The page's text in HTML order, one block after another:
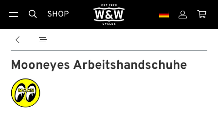
 SHOP  
 
Mooneyes Arbeitshandschuhe